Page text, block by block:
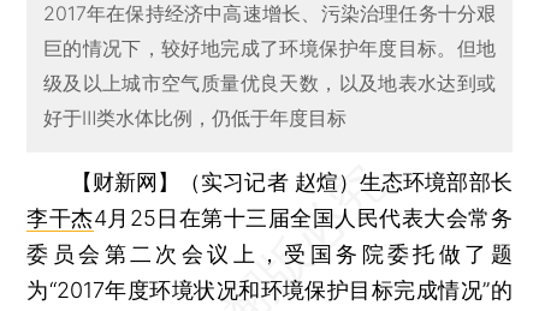
2017年在保持经济中高速增长、污染治理任务十分艰
巨的情况下，较好地完成了环境保护年度目标。但地
级及以上城市空气质量优良天数，以及地表水达到或
好于Ⅲ类水体比例，仍低于年度目标
【财新网】（实习记者 赵煊）生态环境部部长
李干杰4月25日在第十三届全国人民代表大会常务
委员会第二次会议上，受国务院委托做了题
为“2017年度环境状况和环境保护目标完成情况”的